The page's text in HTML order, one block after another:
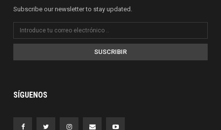
Subscribe our newsletter to stay updated.
SUSCRIBIR
SÍGUENOS